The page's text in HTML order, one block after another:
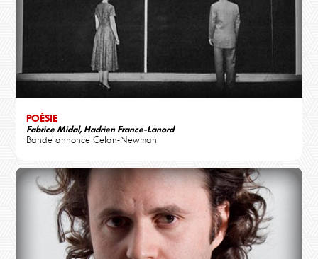
POÉSIE
Fabrice Midal, Hadrien France-Lanord
Bande annonce Celan-Newman